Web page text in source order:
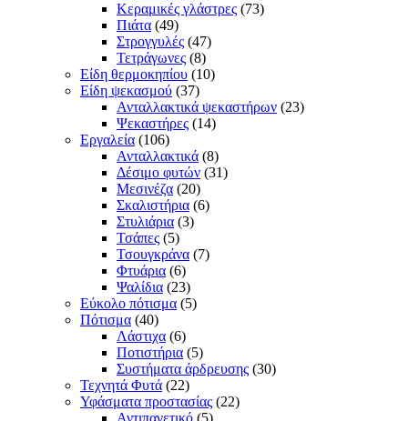
Κεραμικές γλάστρες (73)
Πιάτα (49)
Στρογγυλές (47)
Τετράγωνες (8)
Είδη θερμοκηπίου (10)
Είδη ψεκασμού (37)
Ανταλλακτικά ψεκαστήρων (23)
Ψεκαστήρες (14)
Εργαλεία (106)
Ανταλλακτικά (8)
Δέσιμο φυτών (31)
Μεσινέζα (20)
Σκαλιστήρια (6)
Στυλιάρια (3)
Τσάπες (5)
Τσουγκράνα (7)
Φτυάρια (6)
Ψαλίδια (23)
Εύκολο πότισμα (5)
Πότισμα (40)
Λάστιχα (6)
Ποτιστήρια (5)
Συστήματα άρδρευσης (30)
Τεχνητά Φυτά (22)
Υφάσματα προστασίας (22)
Αντιπαγετικό (5)